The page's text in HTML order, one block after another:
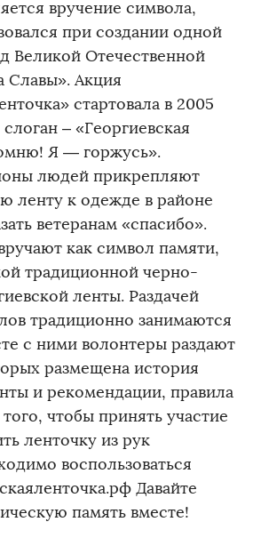
вручение символа,
при создании одной
Великой Отечественной
Акция
стартовала в 2005
– «Георгиевская
Я — горжусь».
людей прикрепляют
ленту к одежде в районе
ветеранам «спасибо».
как символ памяти,
традиционной черно-
ленты. Раздачей
традиционно занимаются
с ними волонтеры раздают
размещена история
и рекомендации, правила
чтобы принять участие
ленточку из рук
воспользоваться
Давайте
память вместе!